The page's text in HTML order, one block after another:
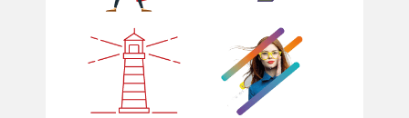
het hoe en
waarom